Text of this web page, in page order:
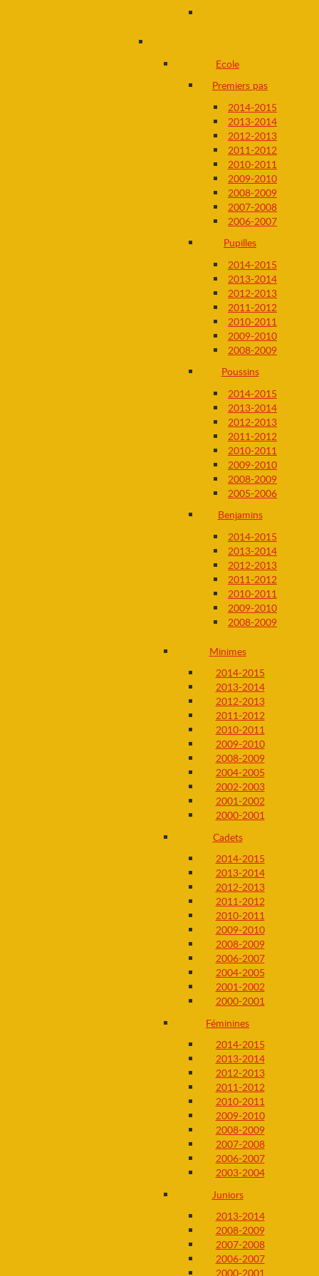
Ecole
Premiers pas
2014-2015
2013-2014
2012-2013
2011-2012
2010-2011
2009-2010
2008-2009
2007-2008
2006-2007
Pupilles
2014-2015
2013-2014
2012-2013
2011-2012
2010-2011
2009-2010
2008-2009
Poussins
2014-2015
2013-2014
2012-2013
2011-2012
2010-2011
2009-2010
2008-2009
2005-2006
Benjamins
2014-2015
2013-2014
2012-2013
2011-2012
2010-2011
2009-2010
2008-2009
Minimes
2014-2015
2013-2014
2012-2013
2011-2012
2010-2011
2009-2010
2008-2009
2004-2005
2002-2003
2001-2002
2000-2001
Cadets
2014-2015
2013-2014
2012-2013
2011-2012
2010-2011
2009-2010
2008-2009
2006-2007
2004-2005
2001-2002
2000-2001
Féminines
2014-2015
2013-2014
2012-2013
2011-2012
2010-2011
2009-2010
2008-2009
2007-2008
2006-2007
2003-2004
Juniors
2013-2014
2008-2009
2007-2008
2006-2007
2000-2001